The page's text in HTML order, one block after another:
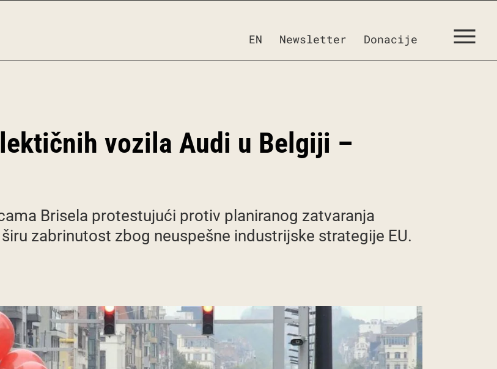
EN Newsletter Donacije
vozila Audi u Belgiji –
Brisela protestujući protiv planiranog zatvaranja
zabrinutost zbog neuspešne industrijske strategije EU.